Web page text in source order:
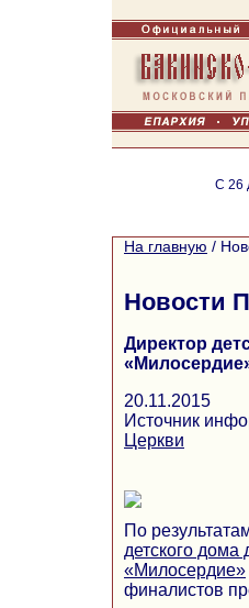
С 26
На главную /
Новости
Директор
20.11.2015
Источник
Церкви
По
детского дома
«Милосердие»
финалистов